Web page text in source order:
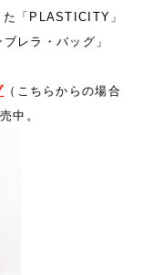
「 PLASTICITY 」
レラ・バッグ」
（こちらからの場合
中。